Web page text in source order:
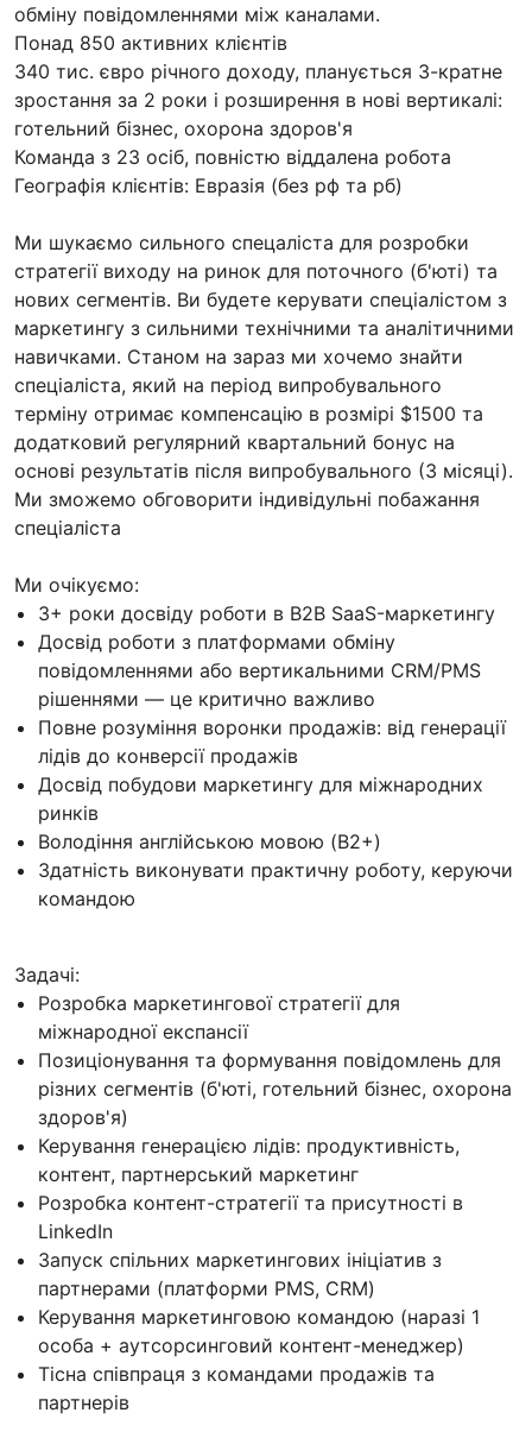
обміну повідомленнями між каналами.
Понад 850 активних клієнтів
340 тис. євро річного доходу, планується 3-кратне
зростання за 2 роки і розширення в нові вертикалі:
готельний бізнес, охорона здоров'я
Команда з 23 осіб, повністю віддалена робота
Географія клієнтів: Евразія (без рф та рб)
Ми шукаємо сильного спецаліста для розробки
стратегії виходу на ринок для поточного (б'юті) та
нових сегментів. Ви будете керувати спеціалістом з
маркетингу з сильними технічними та аналітичними
навичками. Станом на зараз ми хочемо знайти
спеціаліста, який на період випробувального
терміну отримає компенсацію в розмірі $1500 та
додатковий регулярний квартальний бонус на
основі результатів після випробувального (3 місяці).
Ми зможемо обговорити індивідульні побажання
спеціаліста
Ми очікуємо:
3+ роки досвіду роботи в B2B SaaS-маркетингу
Досвід роботи з платформами обміну
повідомленнями або вертикальними CRM/PMS
рішеннями — це критично важливо
Повне розуміння воронки продажів: від генерації
лідів до конверсії продажів
Досвід побудови маркетингу для міжнародних
ринків
Володіння англійською мовою (B2+)
Здатність виконувати практичну роботу, керуючи
командою
Задачі:
Розробка маркетингової стратегії для
міжнародної експансії
Позиціонування та формування повідомлень для
різних сегментів (б'юті, готельний бізнес, охорона
здоров'я)
Керування генерацією лідів: продуктивність,
контент, партнерський маркетинг
Розробка контент-стратегії та присутності в
LinkedIn
Запуск спільних маркетингових ініціатив з
партнерами (платформи PMS, CRM)
Керування маркетинговою командою (наразі 1
особа + аутсорсинговий контент-менеджер)
Тісна співпраця з командами продажів та
партнерів